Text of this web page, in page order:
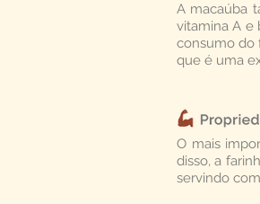
A macaúba
vitamina A e
consumo do
que é uma
O mais
disso, a
servindo